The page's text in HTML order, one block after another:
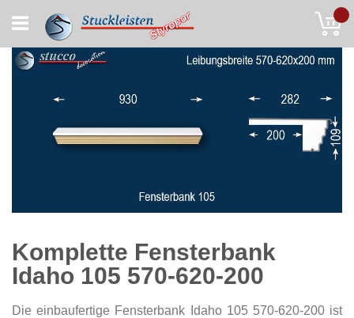
to
Content
Komplette Fensterbank
Idaho 105 570-620-200
Die einbaufertige Fensterbank Idaho 105 570-620-200 ist